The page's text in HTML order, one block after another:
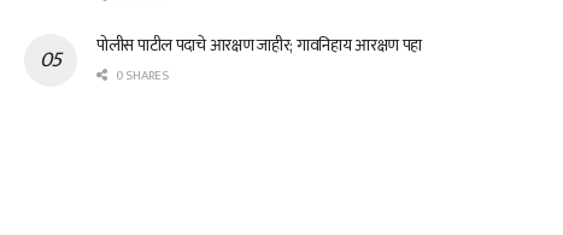
पोलीस पाटील पदाचे आरक्षण जाहीर; गावनिहाय आरक्षण पहा
0 SHARES